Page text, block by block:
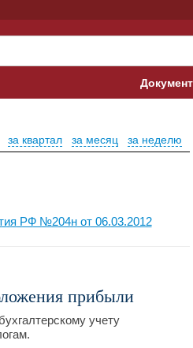
Банк
за неделю
за месяц
за квартал
РФ №204н от 06.03.2012
прибыли
учету